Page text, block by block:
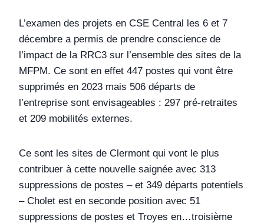
L’examen des projets en CSE Central les 6 et 7
décembre a permis de prendre conscience de
l’impact de la RRC3 sur l’ensemble des sites de la
MFPM. Ce sont en effet 447 postes qui vont être
supprimés en 2023 mais 506 départs de
l’entreprise sont envisageables : 297 pré-retraites
et 209 mobilités externes.
Ce sont les sites de Clermont qui vont le plus
contribuer à cette nouvelle saignée avec 313
suppressions de postes – et 349 départs potentiels
– Cholet est en seconde position avec 51
suppressions de postes et Troyes en…troisième